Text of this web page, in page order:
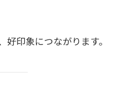
印象につながります。